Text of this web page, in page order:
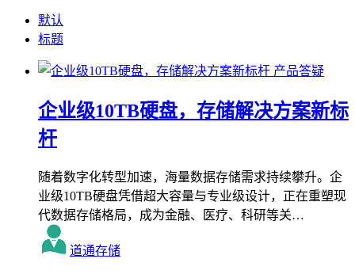
默认
标题
产品答疑
企业级10TB硬盘，存储解决方案新标
杆
随着数字化转型加速，海量数据存储需求持续攀升。企
业级10TB硬盘凭借超大容量与专业级设计，正在重塑现
代数据存储格局，成为金融、医疗、科研等关…
道通存储